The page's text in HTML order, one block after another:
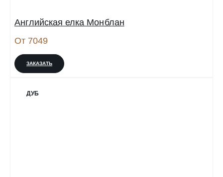
Английская елка Монблан
От 7049
ЗАКАЗАТЬ
ДУБ